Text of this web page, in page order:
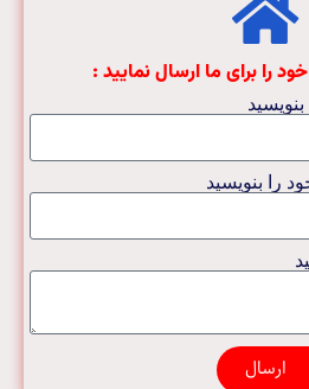
را برای ما ارسال نمایید :
را بنویسید
ارسال